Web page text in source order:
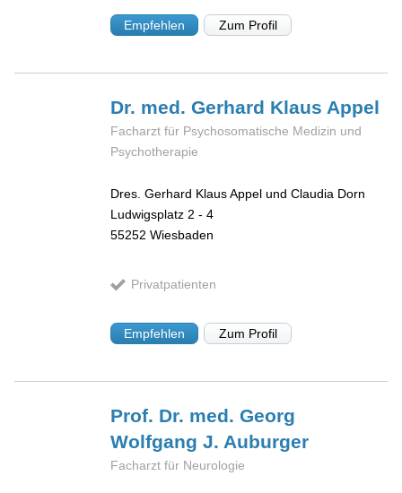
Empfehlen Zum Profil
Dr. med. Gerhard Klaus Appel
Facharzt für Psychosomatische Medizin und
Psychotherapie
Dres. Gerhard Klaus Appel und Claudia Dorn
Ludwigsplatz 2 - 4
55252 Wiesbaden
Privatpatienten
Empfehlen Zum Profil
Prof. Dr. med. Georg
Wolfgang J. Auburger
Facharzt für Neurologie